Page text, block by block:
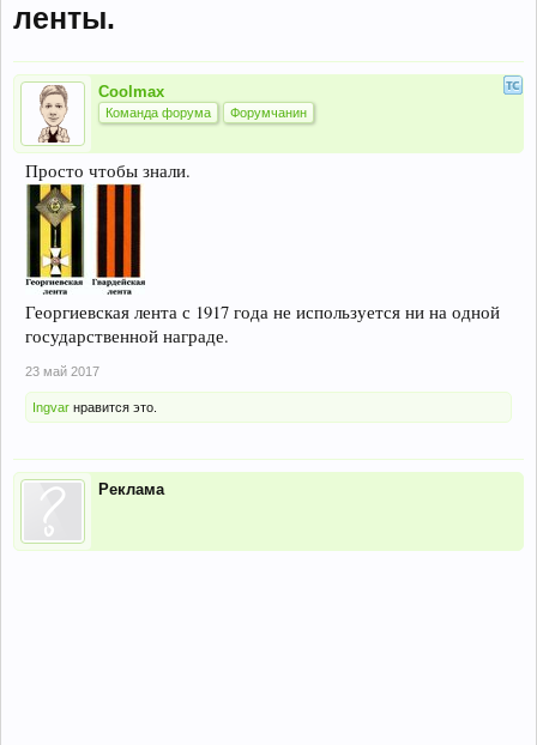
ленты.
Coolmax
Команда форума Форумчанин
Просто чтобы знали.
Георгиевская лента с 1917 года не используется ни на одной
государственной награде.
23 май 2017
Ingvar нравится это.
Реклама